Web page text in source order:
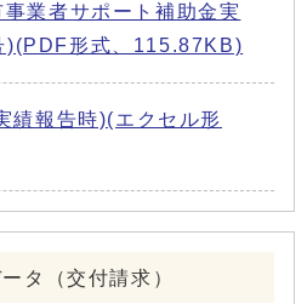
事業者サポート補助金実
)(PDF形式、115.87KB)
績報告時)(エクセル形
タ（交付請求）